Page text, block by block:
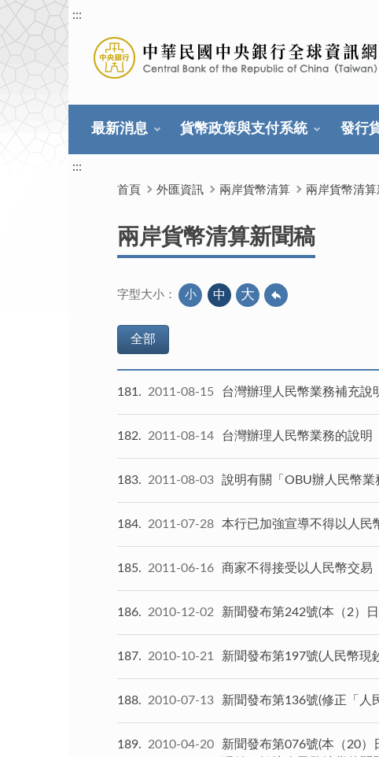
:::
最新消息 貨幣政策與支付系統 發行
:::
首頁 外匯資訊 兩岸貨幣清算 兩岸貨幣清
兩岸貨幣清算新聞稿
字型大小： 小 中 大
全部
181 2011-08-15 台灣辦理人民幣業務補充說
182 2011-08-14 台灣辦理人民幣業務的說明
183 2011-08-03 說明有關「OBU辦人民幣
184 2011-07-28 本行已加強宣導不得以人民
185 2011-06-16 商家不得接受以人民幣交易
186 2010-12-02 新聞發布第242號(本（2）
187 2010-10-21 新聞發布第197號(人民幣現
188 2010-07-13 新聞發布第136號(修正「人
189 2010-04-20
新聞發布第076號(本（20